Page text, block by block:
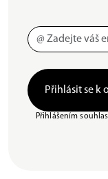
Přihlásit se k
Přihlášením